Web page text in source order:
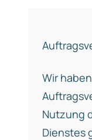
Wir
Nutzung
Dienstes